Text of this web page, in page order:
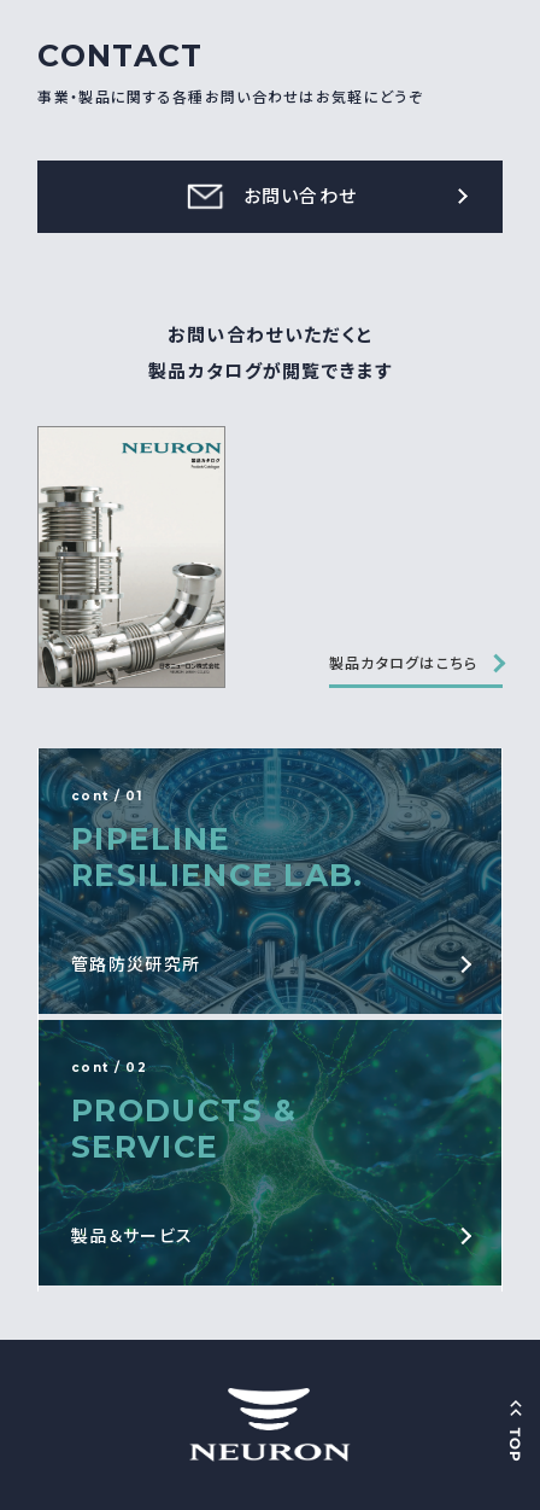
CONTACT
事業・製品に関する各種お問い合わせはお気軽にどうぞ
お問い合わせ
お問い合わせいただくと
製品カタログが閲覧できます
製品カタログはこちら
cont / 01
PIPELINE
RESILIENCE LAB.
管路防災研究所
cont / 02
PRODUCTS &
SERVICE
製品＆サービス